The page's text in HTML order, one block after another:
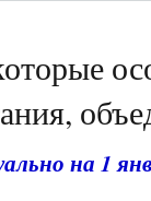
на 1